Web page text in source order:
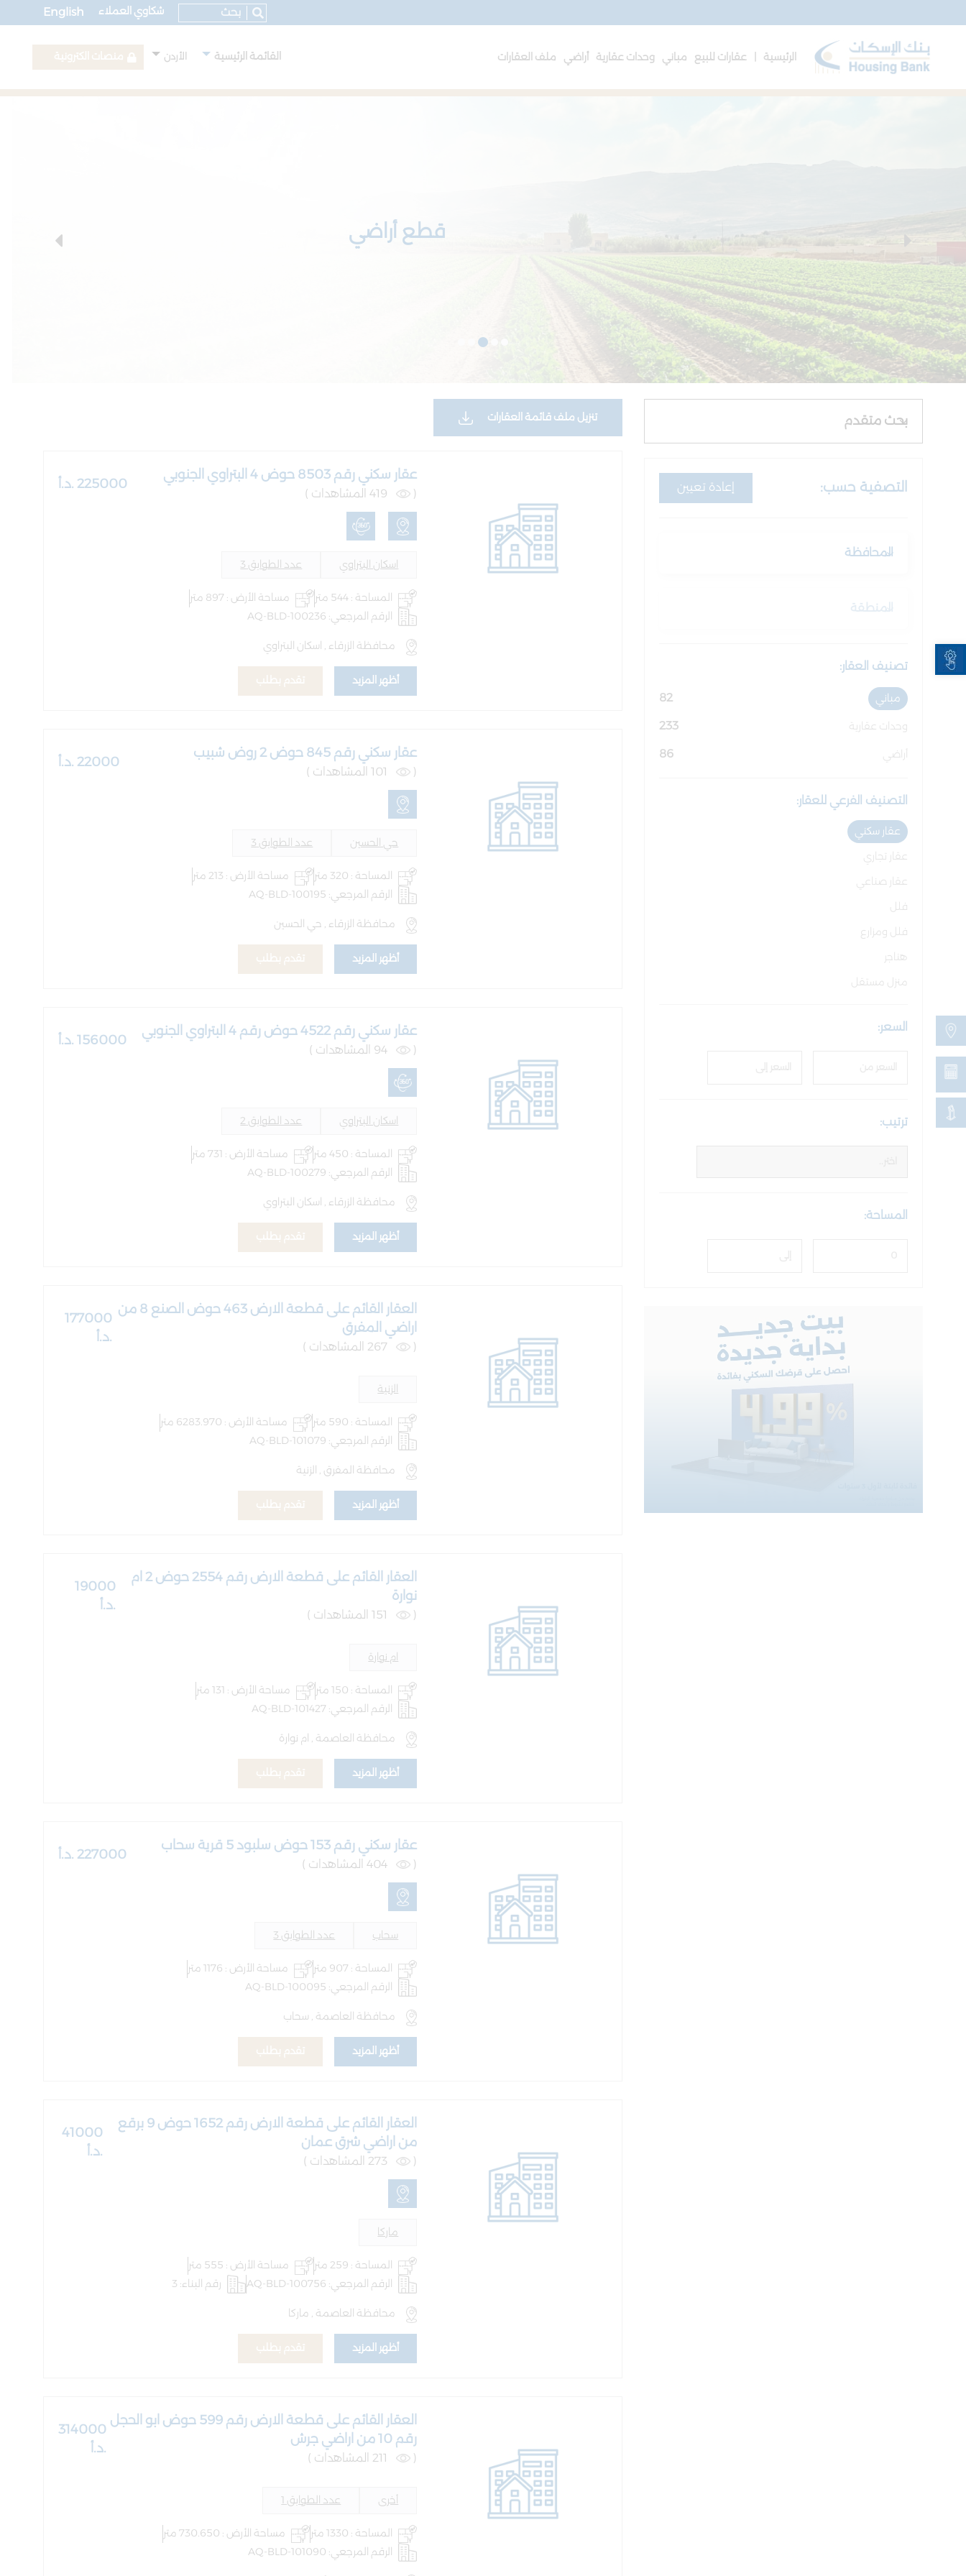
Open toolbar
English شكاوي العملاء
الرئيسية | عقارات للبيع مباني وحدات عقارية أراضي ملف العقارات القائمة الرئيسية الأردن
قطع أراضي
بحث متقدم
التصفية حسب: إعادة تعيين
المحافظة
المنطقة
تصنيف العقار:
مباني 82
وحدات عقارية 233
أراضي 86
التصنيف الفرعي للعقار:
عقار سكني
عقار تجاري
عقار صناعي
فلل
فلل ومزارع
هناجر
منزل مستقل
السعر:
ترتيب:
المساحة:
تنزيل ملف قائمة العقارات
عقار سكني رقم 8503 حوض 4 البتراوي الجنوبي
( 225000 .د.أ
اسكان البتراوي عدد الطوابق 3
المساحة : 544 متر
مساحة الأرض : 897 متر
الرقم المرجعي: AQ-BLD-100236
محافظة الزرقاء , اسكان البتراوي
أظهر المزيد
عقار سكني رقم 845 حوض 2 روض شبيب
( 22000 .د.أ
حي الحسين عدد الطوابق 3
المساحة : 320 متر
مساحة الأرض : 213 متر
الرقم المرجعي: AQ-BLD-100195
محافظة الزرقاء , حي الحسين
أظهر المزيد
عقار سكني رقم 4522 حوض رقم 4 البتراوي الجنوبي
( 156000 .د.أ
اسكان البتراوي عدد الطوابق 2
المساحة : 450 متر
مساحة الأرض : 731 متر
الرقم المرجعي: AQ-BLD-100279
محافظة الزرقاء , اسكان البتراوي
أظهر المزيد
العقار القائم على قطعة الارض 463 حوض الصنع 8 من
اراضي المفرق
(
177000
.د.أ
الزنية
المساحة : 590 متر
مساحة الأرض : 6283.970 متر
الرقم المرجعي: AQ-BLD-101079
محافظة المفرق , الزنية
أظهر المزيد
العقار القائم على قطعة الارض رقم 2554 حوض 2 ام
نوارة
(
19000
.د.أ
ام نوارة
المساحة : 150 متر
مساحة الأرض : 131 متر
الرقم المرجعي: AQ-BLD-101427
محافظة العاصمة , ام نوارة
أظهر المزيد
عقار سكني رقم 153 حوض سلبود 5 قرية سحاب
( 227000 .د.أ
سحاب عدد الطوابق 3
المساحة : 907 متر
مساحة الأرض : 1176 متر
الرقم المرجعي: AQ-BLD-100095
محافظة العاصمة , سحاب
أظهر المزيد
العقار القائم على قطعة الارض رقم 1652 حوض 9 برقع
من اراضي شرق عمان
(
41000
.د.أ
ماركا
المساحة : 259 متر
مساحة الأرض : 555 متر
الرقم المرجعي: AQ-BLD-100756
رقم البناء: 3
محافظة العاصمة , ماركا
أظهر المزيد
العقار القائم على قطعة الارض رقم 599 حوض ابو الحجل
رقم 10 من اراضي جرش
(
314000
.د.أ
أخرى عدد الطوابق 1
المساحة : 1330 متر
مساحة الأرض : 730.650 متر
الرقم المرجعي: AQ-BLD-101090